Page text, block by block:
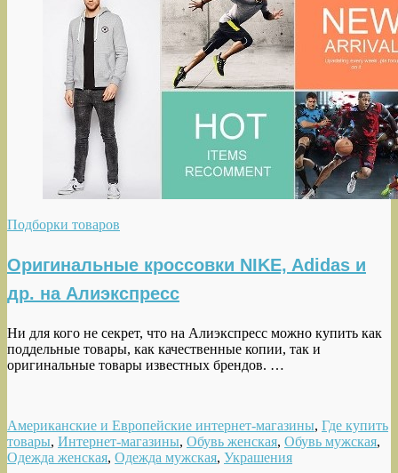
Подборки товаров
Оригинальные кроссовки NIKE, Adidas и
др. на Алиэкспресс
Ни для кого не секрет, что на Алиэкспресс можно купить как
поддельные товары, как качественные копии, так и
оригинальные товары известных брендов. …
Американские и Европейские интернет-магазины, Где купить
товары, Интернет-магазины, Обувь женская, Обувь мужская,
Одежда женская, Одежда мужская, Украшения